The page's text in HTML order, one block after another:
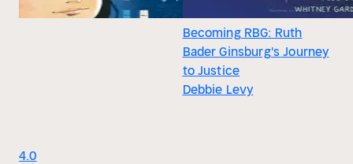
4.0
Becoming RBG: Ruth
Bader Ginsburg's Journey
to Justice
Debbie Levy